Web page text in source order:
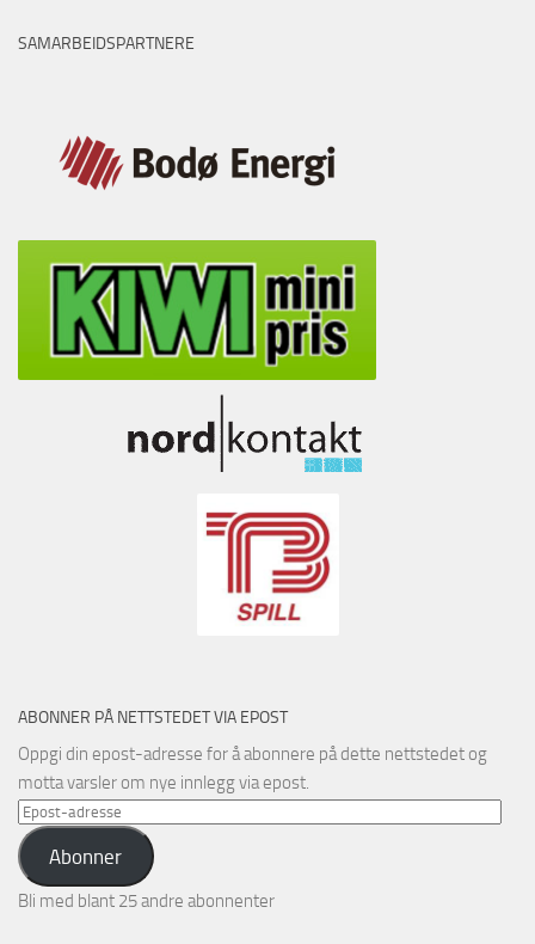
SAMARBEIDSPARTNERE
ABONNER PÅ NETTSTEDET VIA EPOST
Oppgi din epost-adresse for å abonnere på dette nettstedet og
motta varsler om nye innlegg via epost.
Epost-
adresse
Abonner
Bli med blant 25 andre abonnenter